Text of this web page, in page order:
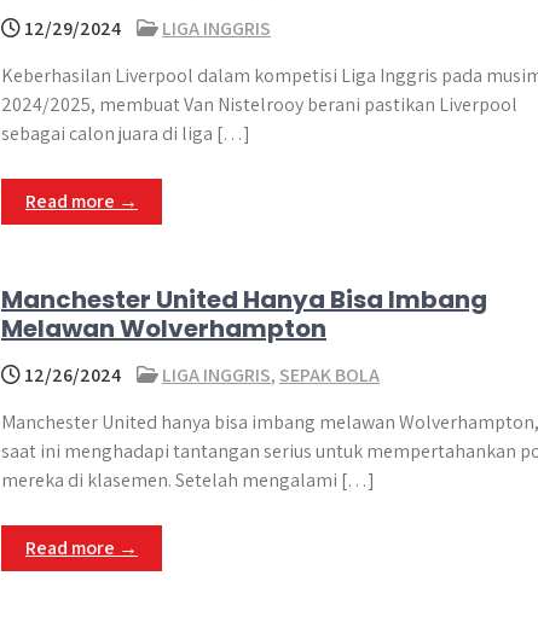
12/29/2024
LIGA INGGRIS
Keberhasilan Liverpool dalam kompetisi Liga Inggris pada
2024/2025, membuat Van Nistelrooy berani pastikan Liverpool
sebagai calon juara di liga […]
Read more →
Manchester United Hanya Bisa Imbang
Melawan Wolverhampton
12/26/2024 LIGA INGGRIS, SEPAK BOLA
Manchester United hanya bisa imbang melawan Wolverhampton,
saat ini menghadapi tantangan serius untuk mempertahankan
mereka di klasemen. Setelah mengalami […]
Read more →